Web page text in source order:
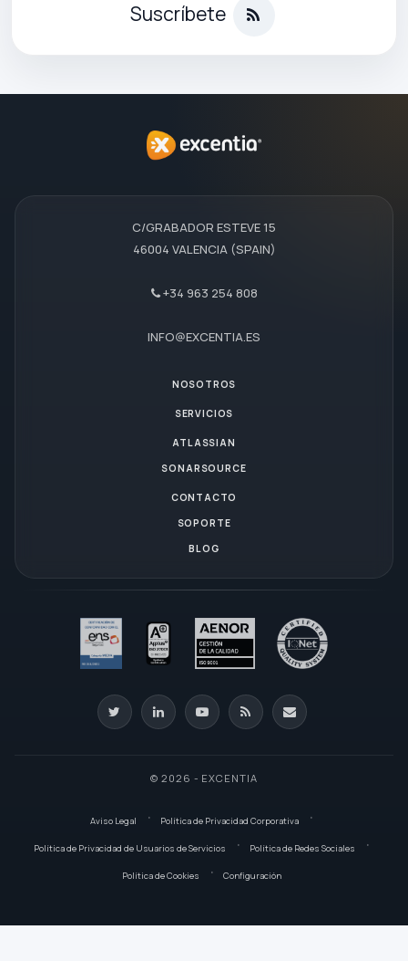
Suscríbete
C/GRABADOR ESTEVE 15
46004 VALENCIA (SPAIN)
+34 963 254 808
INFO@EXCENTIA.ES
NOSOTROS
SERVICIOS
ATLASSIAN
SONARSOURCE
CONTACTO
SOPORTE
BLOG
© 2026 - EXCENTIA
Aviso Legal Política de Privacidad Corporativa
Política de Privacidad de Usuarios de Servicios Política de Redes Sociales
Política de Cookies Configuración